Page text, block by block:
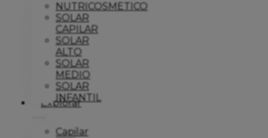
NUTRICOSMETICO
SOLAR
CAPILAR
SOLAR
ALTO
SOLAR
MEDIO
SOLAR
INFANTIL
Explorar
Capilar